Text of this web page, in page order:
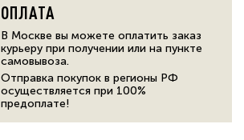
ОПЛАТА
В Москве вы можете оплатить заказ
курьеру при получении или на пункте
самовывоза.
Отправка покупок в регионы РФ
осуществляется при 100%
предоплате!